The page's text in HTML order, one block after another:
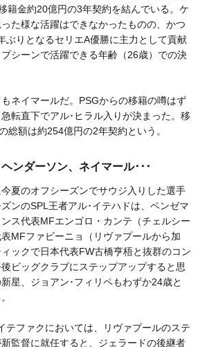
籍金約20億円の3年契約を結んでいる。ケ
た様な活躍はできなかったものの、かつ
ぶりとなるセリエA優勝に主力として貢献
シーンで活躍できる年齢（26歳）での決
ネイマールだ。PSGからの移籍の噂はず
転直下でアル･ヒラル入りが決まった。移
総額は約254億円の2年契約という。
ンダーソン、ネイマール･･･
夏のオフシーズンでサウジ入りした選手
ンのSPL王者アル･イテハドは、ベンゼマ
ス代表MFエンゴロ・カンテ（チェルシー
MFファビーニョ（リヴァプールから加
ックで日本代表FW古橋亨梧と抜群のコン
ビッグクラブにステップアップすると思
星、ジョアン･フィリペもわずか24歳と
ファクにおいては、リヴァプールのステ
監督に就任すると、ジェラードの後継者